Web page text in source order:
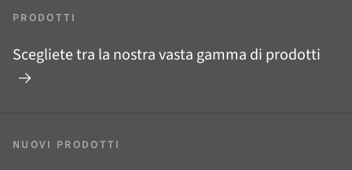
PRODOTTI
Scegliete tra la nostra vasta gamma di prodotti
NUOVI PRODOTTI